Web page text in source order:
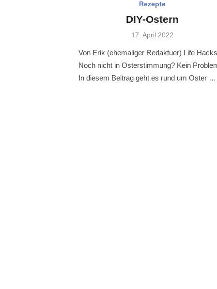
Rezepte
DIY-Ostern
Veröffentlicht
17. April 2022
Von Erik (ehemaliger Redaktuer) Life Hacks
Noch nicht in Osterstimmung? Kein
In diesem Beitrag geht es rund um Oster …